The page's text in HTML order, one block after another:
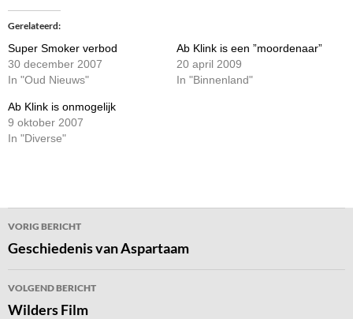
Gerelateerd
Super Smoker verbod
30 december 2007
In "Oud Nieuws"
Ab Klink is een ”moordenaar”
20 april 2009
In "Binnenland"
Ab Klink is onmogelijk
9 oktober 2007
In "Diverse"
Bericht
navigatie
VORIG BERICHT
Geschiedenis van Aspartaam
VOLGEND BERICHT
Wilders Film